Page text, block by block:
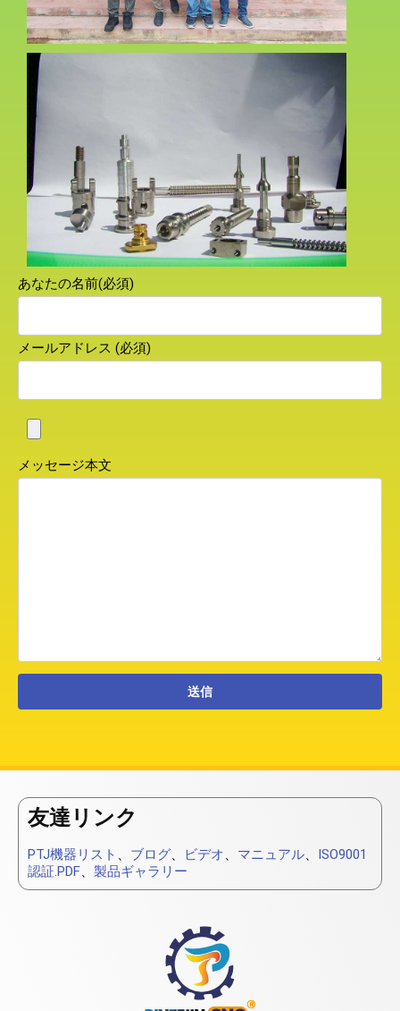
あなたの名前(必須)
メールアドレス (必須)
メッセージ本文
友達リンク
PTJ機器リスト 、 ブログ、 ビデオ、 マニュアル、 ISO9001
認証.PDF、 製品ギャラリー